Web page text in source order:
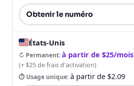
Obtenir le numéro
États-Unis
↻ Permanent:à partir de $25/mois
(+ $25 de frais d'activation)
⏱ Usage unique:à partir de $2.09